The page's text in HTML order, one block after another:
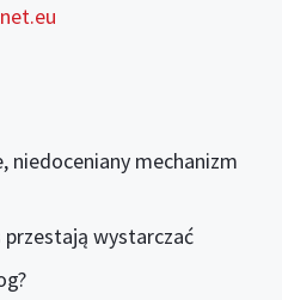
niedoceniany mechanizm
wystarczać